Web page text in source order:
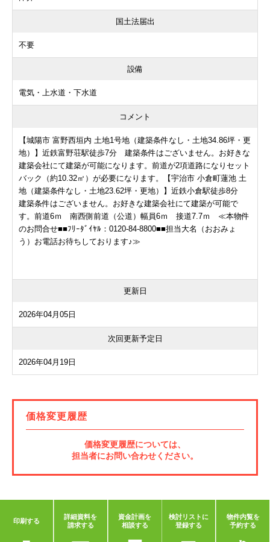
国土法届出
不要
設備
電気・上水道・下水道
コメント
【城陽市 富野西垣内 土地1号地（建築条件なし・土地34.86坪・更
地）】近鉄富野荘駅徒歩7分 建築条件はございません。お好きな
建築会社にて建築が可能になります。前道が2項道路になりセット
バック（約10.32㎡）が必要になります。【宇治市 小倉町蓮池 土
地（建築条件なし・土地23.62坪・更地）】近鉄小倉駅徒歩8分
建築条件はございません。お好きな建築会社にて建築が可能で
す。前道6ｍ 南西側前道（公道）幅員6ｍ 接道7.7ｍ ≪本物件
のお問合せ■■ﾌﾘｰﾀﾞｲﾔﾙ：0120-84-8800■■担当大名（おおみょ
う）お電話お待ちしております♪≫
更新日
2026年04月05日
次回更新予定日
2026年04月19日
価格変更履歴
価格変更履歴については、
担当者にお問い合わせください。
印刷する
詳細資料を
請求する
資金計画を
相談する
検討リストに
登録する
物件内覧を
予約する